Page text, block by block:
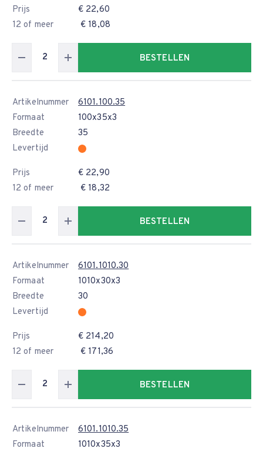
Prijs
€ 22,60
12 of meer
€ 18,08
BESTELLEN
Artikelnummer
6101.100.35
Formaat
100x35x3
Breedte
35
Levertijd
Prijs
€ 22,90
12 of meer
€ 18,32
BESTELLEN
Artikelnummer
6101.1010.30
Formaat
1010x30x3
Breedte
30
Levertijd
Prijs
€ 214,20
12 of meer
€ 171,36
BESTELLEN
Artikelnummer
6101.1010.35
Formaat
1010x35x3